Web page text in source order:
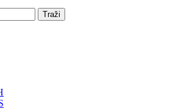
Traži